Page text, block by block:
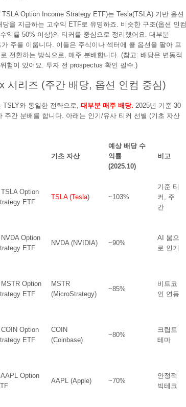
Option Income Strategy ETF)는 Tesla(TSLA) 기반 옵션
당을 지급하는 고수익 ETF로 유명하죠. 비슷한 구조(옵션 인컴
익률 50% 이상)의 티커를 중심으로 정리했어요. 대부분
주를 이룹니다. 이들은 주식이나 섹터에 콜 옵션을 팔아 프
전환하는 방식으로, 매주 분배합니다. (참고: 배당은 변동적
험이 있어요. 투자 전 prospectus 확인 필수.)
시리즈 (주간 배당, 옵션 인컴 중심)
TSLY와 동일한 전략으로, 대부분 매주 배당. 2025년 기준 30
주간 분배를 합니다. 아래는 인기/유사 티커 선별 (기초 자산
기초 자산
예상 배당 수
익률
(2025.10)
비고
Option
ETF
TSLA (Tesla) ~103%
기준 티
커, 주
간
Option
ETF
NVDA (NVIDIA) ~90%
AI 붐으
로 인기
Option
ETF
MSTR
(MicroStrategy)
~85%
비트코
인 연동
Option
ETF
COIN
(Coinbase)
~80%
크립토
테마
Option
AAPL (Apple) ~70%
안정적
빅테크